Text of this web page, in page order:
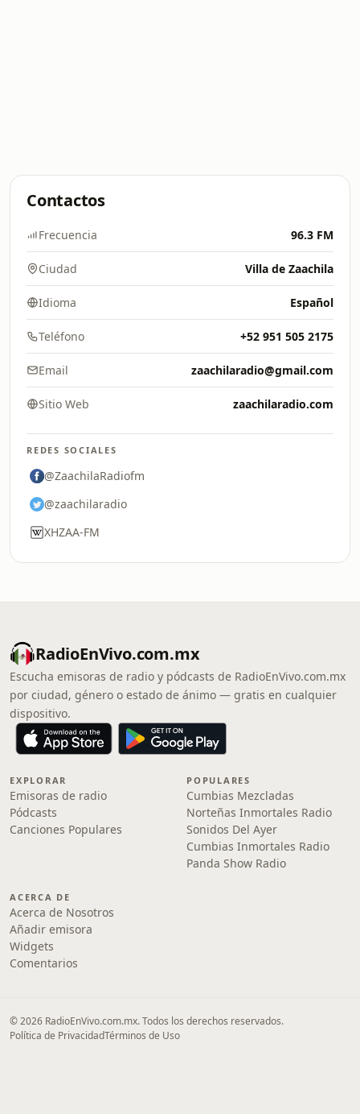
Contactos
Frecuencia 96.3 FM
Ciudad Villa de Zaachila
Idioma Español
Teléfono +52 951 505 2175
Email zaachilaradio@gmail.com
Sitio Web zaachilaradio.com
REDES SOCIALES
@ZaachilaRadiofm
@zaachilaradio
XHZAA-FM
RadioEnVivo.com.mx
Escucha emisoras de radio y pódcasts de RadioEnVivo.com.mx
por ciudad, género o estado de ánimo — gratis en cualquier
dispositivo.
EXPLORAR
Emisoras de radio
Pódcasts
Canciones Populares
POPULARES
Cumbias Mezcladas
Norteñas Inmortales Radio
Sonidos Del Ayer
Cumbias Inmortales Radio
Panda Show Radio
ACERCA DE
Acerca de Nosotros
Añadir emisora
Widgets
Comentarios
© 2026 RadioEnVivo.com.mx. Todos los derechos reservados.
Política de PrivacidadTérminos de Uso